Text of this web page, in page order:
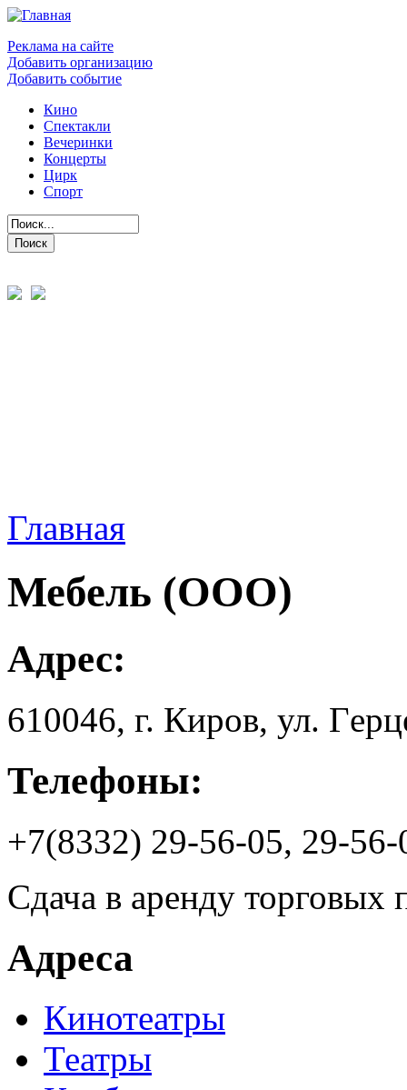
Реклама на сайте
Добавить организацию
Добавить событие
Кино
Спектакли
Вечеринки
Концерты
Цирк
Спорт
Главная
Мебель (ООО)
Адрес:
610046, г. Киров, ул.
Телефоны:
+7(8332) 29-56-05, 29-56-
Сдача в аренду торговых
Адреса
Кинотеатры
Театры